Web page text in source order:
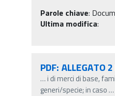
Parole chiave:
Ultima modifica:
PDF: ALLEGATO
…i di merci di base,
generi/specie; in caso…